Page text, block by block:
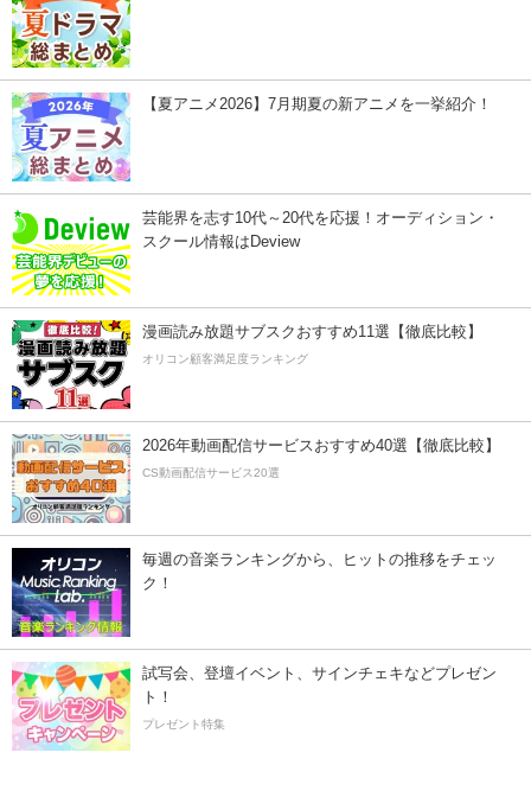
【夏アニメ2026】7月期夏の新アニメを一挙紹介！
芸能界を志す10代～20代を応援！オーディション・
スクール情報はDeview
漫画読み放題サブスクおすすめ11選【徹底比較】
オリコン顧客満足度ランキング
2026年動画配信サービスおすすめ40選【徹底比較】
CS動画配信サービス20選
毎週の音楽ランキングから、ヒットの推移をチェッ
ク！
試写会、登壇イベント、サインチェキなどプレゼン
ト！
プレゼント特集